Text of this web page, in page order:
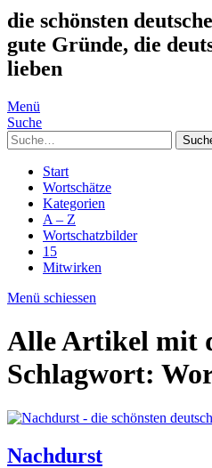
die schönsten
gute Gründe, die
lieben
Menü
Suche
Suche
Start
Wortschätze
Kategorien
A – Z
Wortschatzbilder
15
Mitwirken
Menü schiessen
Alle Artikel mit
Schlagwort:
Nachdurst